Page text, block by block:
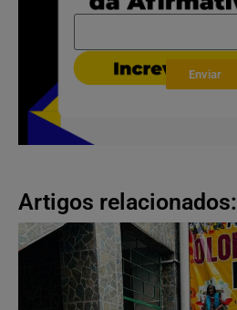
Enviar
Artigos relacionados: